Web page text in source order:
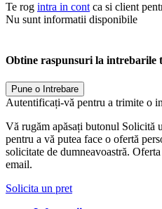
Te rog intra in cont ca si client
Nu sunt informatii disponibile
Obtine raspunsuri la intrebarile
Pune o Intrebare
Autentificați-vă pentru a trimite o
Vă rugăm apăsați butonul Solicită
pentru a vă putea face o ofertă
solicitate de dumneavoastră.
email.
Solicita un pret